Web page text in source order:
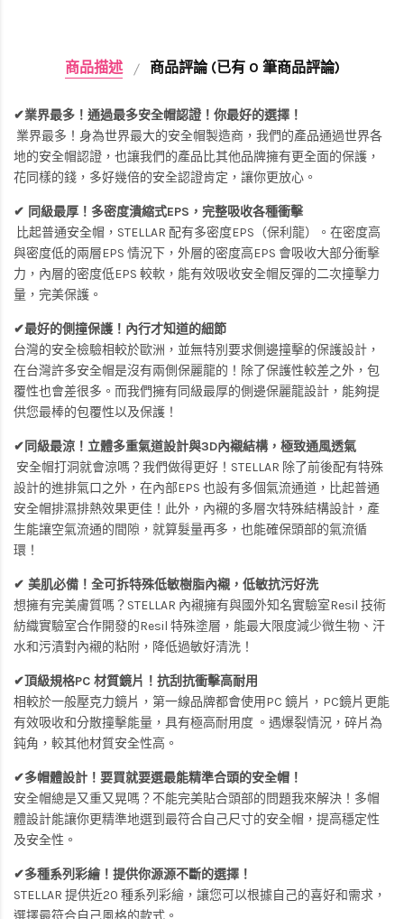
商品描述 商品評論 (已有 0 筆商品評論)
✔業界最多！通過最多安全帽認證！你最好的選擇！
業界最多！身為世界最大的安全帽製造商，我們的產品通過世界各
地的安全帽認證，也讓我們的產品比其他品牌擁有更全面的保護，
花同樣的錢，多好幾倍的安全認證肯定，讓你更放心。
✔ 同級最厚！多密度潰縮式EPS，完整吸收各種衝擊
比起普通安全帽，STELLAR 配有多密度EPS（保利龍）。在密度高
與密度低的兩層EPS 情況下，外層的密度高EPS 會吸收大部分衝擊
力，內層的密度低EPS 較軟，能有效吸收安全帽反彈的二次撞擊力
量，完美保護。
✔最好的側撞保護！內行才知道的細節
台灣的安全檢驗相較於歐洲，並無特別要求側邊撞擊的保護設計，
在台灣許多安全帽是沒有兩側保麗龍的！除了保護性較差之外，包
覆性也會差很多。而我們擁有同級最厚的側邊保麗龍設計，能夠提
供您最棒的包覆性以及保護！
✔同級最涼！立體多重氣道設計與3D內襯結構，極致通風透氣
安全帽打洞就會涼嗎？我們做得更好！STELLAR 除了前後配有特殊
設計的進排氣口之外，在內部EPS 也設有多個氣流通道，比起普通
安全帽排濕排熱效果更佳！此外，內襯的多層次特殊結構設計，產
生能讓空氣流通的間隙，就算髮量再多，也能確保頭部的氣流循
環！
✔ 美肌必備！全可拆特殊低敏樹脂內襯，低敏抗污好洗
想擁有完美膚質嗎？STELLAR 內襯擁有與國外知名實驗室Resil 技術
紡織實驗室合作開發的Resil 特殊塗層，能最大限度減少微生物、汗
水和污漬對內襯的粘附，降低過敏好清洗！
✔頂級規格PC 材質鏡片！抗刮抗衝擊高耐用
相較於一般壓克力鏡片，第一線品牌都會使用PC 鏡片，PC鏡片更能
有效吸收和分散撞擊能量，具有極高耐用度 。遇爆裂情況，碎片為
鈍角，較其他材質安全性高。
✔多帽體設計！要買就要選最能精準合頭的安全帽！
安全帽總是又重又晃嗎？不能完美貼合頭部的問題我來解決！多帽
體設計能讓你更精準地選到最符合自己尺寸的安全帽，提高穩定性
及安全性。
✔多種系列彩繪！提供你源源不斷的選擇！
STELLAR 提供近20 種系列彩繪，讓您可以根據自己的喜好和需求，
選擇最符合自己風格的款式。